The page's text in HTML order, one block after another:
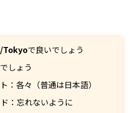
Tokyoで良いでしょう
しょう
：各々（普通は日本語）
：忘れないように